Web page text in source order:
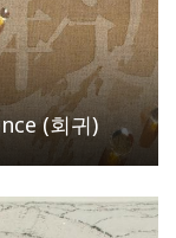
(회귀)